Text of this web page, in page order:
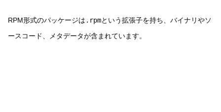
RPM形式のパッケージは .rpmという拡張子を持ち、バイナリやソ
ースコード、メタデータが含まれています。